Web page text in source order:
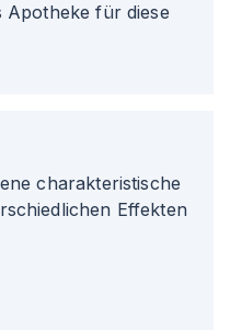
Apotheke für diese
charakteristische
Effekten